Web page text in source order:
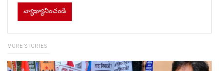
MORE STORIES